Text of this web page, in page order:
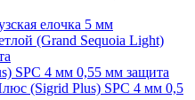
елочка 5 мм
(Grand Sequoia Light)
SPC 4 мм 0,55 мм защита
(Sigrid Plus) SPC 4 мм 0,5